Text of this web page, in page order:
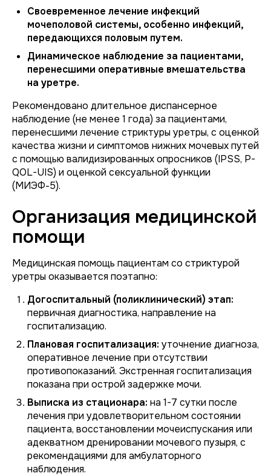
Своевременное лечение инфекций
мочеполовой системы, особенно инфекций,
передающихся половым путем.
Динамическое наблюдение за пациентами,
перенесшими оперативные вмешательства
на уретре.
Рекомендовано длительное диспансерное
наблюдение (не менее 1 года) за пациентами,
перенесшими лечение стриктуры уретры, с оценкой
качества жизни и симптомов нижних мочевых путей
с помощью валидизированных опросников (IPSS, P-
QOL-UIS) и оценкой сексуальной функции
(МИЭФ-5).
Организация медицинской
помощи
Медицинская помощь пациентам со стриктурой
уретры оказывается поэтапно:
Догоспитальный (поликлинический) этап:
первичная диагностика, направление на
госпитализацию.
Плановая госпитализация: уточнение диагноза,
оперативное лечение при отсутствии
противопоказаний. Экстренная госпитализация
показана при острой задержке мочи.
Выписка из стационара: на 1-7 сутки после
лечения при удовлетворительном состоянии
пациента, восстановлении мочеиспускания или
адекватном дренировании мочевого пузыря, с
рекомендациями для амбулаторного
наблюдения.